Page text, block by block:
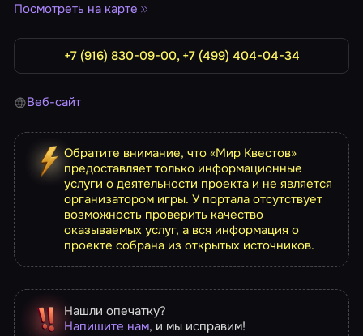
Посмотреть на карте
+7 (916) 830-09-00, +7 (499) 404-04-34
Веб-сайт
Обратите внимание, что «Мир Квестов»
предоставляет только информационные
услуги о деятельности проекта и не является
организатором игры. У портала отсутствует
возможность проверить качество
оказываемых услуг, а вся информация о
проекте собрана из открытых источников.
Нашли опечатку?
Напишите нам, и мы исправим!